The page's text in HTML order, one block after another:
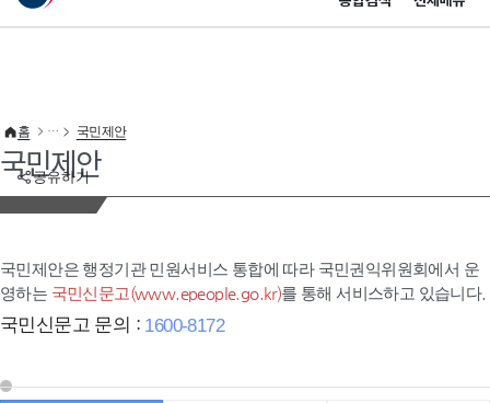
이 누리집은 대한민국 공식 전자정부 누리집입니다.
공유하기
홈 국민제안
국민제안
국민제안은 행정기관 민원서비스 통합에 따라 국민권익위원회에서 운
영하는 국민신문고(www.epeople.go.kr)를 통해 서비스하고 있습니다.
국민신문고 문의 : 1600-8172